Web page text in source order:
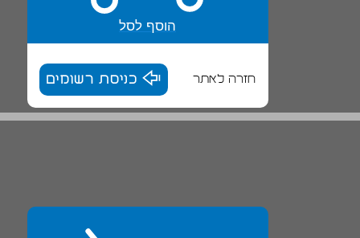
הוסף לסל
חזרה לאתר כניסת רשומים
ג. פותרים תרגילים ... 28